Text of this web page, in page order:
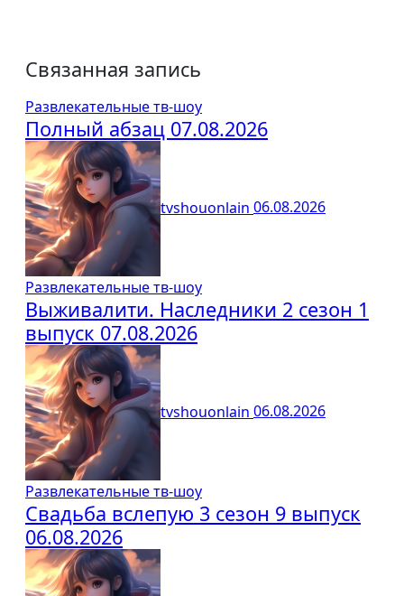
Связанная запись
Развлекательные тв-шоу
Полный абзац 07.08.2026
tvshouonlain 06.08.2026
Развлекательные тв-шоу
Выживалити. Наследники 2 сезон 1
выпуск 07.08.2026
tvshouonlain 06.08.2026
Развлекательные тв-шоу
Свадьба вслепую 3 сезон 9 выпуск
06.08.2026